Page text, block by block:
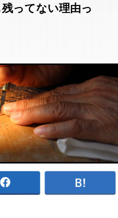
ってない理由っ